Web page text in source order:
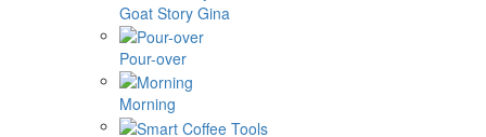
Goat Story Gina
Pour-over
Morning